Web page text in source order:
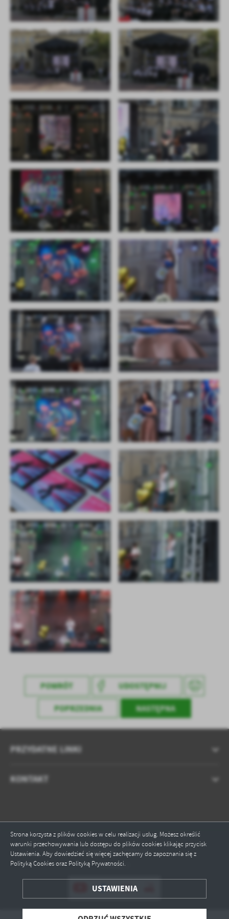
Strona korzysta z plików cookies w celu realizacji usług. Możesz określić
warunki przechowywania lub dostępu do plików cookies klikając przycisk
Ustawienia. Aby dowiedzieć się więcej zachęcamy do zapoznania się z
Polityką Cookies oraz Polityką Prywatności.
USTAWIENIA
treści w postaci wiadomości, ofert, komunikatów mediów
społecznościowych.
ZAPISZ WYBRANE
ODRZUĆ WSZYSTKIE
POWRÓT UDOSTĘPNIJ
POPRZEDNIA NASTĘPNA
PRZYDATNE LINKI
KONTAKT
Odwiedzin: 1595135
Online: 7